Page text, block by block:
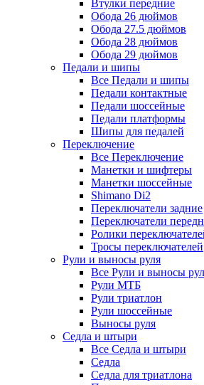
Втулки передние
Обода 26 дюймов
Обода 27.5 дюймов
Обода 28 дюймов
Обода 29 дюймов
Педали и шипы
Все Педали и шипы
Педали контактные
Педали шоссейные
Педали платформы
Шипы для педалей
Переключение
Все Переключение
Манетки и шифтеры
Манетки шоссейные
Shimano Di2
Переключатели задние
Переключатели
Ролики
Тросы переключателей
Рули и выносы руля
Все Рули и выносы
Рули МТБ
Рули триатлон
Рули шоссейные
Выносы руля
Седла и штыри
Все Седла и штыри
Седла
Седла для триатлона